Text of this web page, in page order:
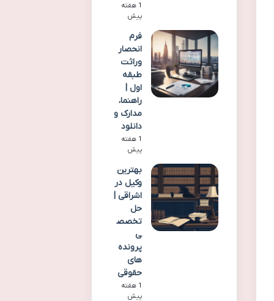
1 هفته
پیش
فرم
انحصار
وراثت
طبقه
اول |
راهنما،
مدارک و
دانلود
1 هفته
پیش
بهترین
وکیل در
اشراقی |
حل
تخصص
ی
پرونده
های
حقوقی
1 هفته
پیش